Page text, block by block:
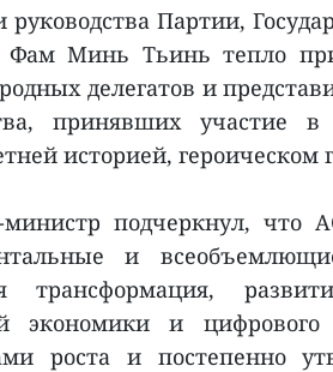
Партии,
Фам Минь Тьинь тепло
делегатов и
принявших участие
историей, героическом
министр подчеркнул,
и
трансформация,
экономики и цифрового
роста и постепенно